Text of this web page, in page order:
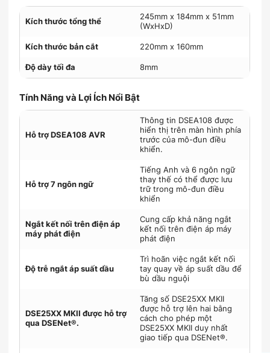
Kích thước tổng thể
245mm x 184mm x 51mm
(WxHxD)
Kích thước bản cắt 220mm x 160mm
Độ dày tối đa 8mm
Tính Năng và Lợi Ích Nổi Bật
Hỗ trợ DSEA108 AVR
Thông tin DSEA108 được
hiển thị trên màn hình phía
trước của mô-đun điều
khiển.
Hỗ trợ 7 ngôn ngữ
Tiếng Anh và 6 ngôn ngữ
thay thế có thể được lưu
trữ trong mô-đun điều
khiển
Ngắt kết nối trên điện áp
máy phát điện
Cung cấp khả năng ngắt
kết nối trên điện áp máy
phát điện
Độ trễ ngắt áp suất dầu
Trì hoãn việc ngắt kết nối
tay quay về áp suất dầu để
bù dầu nguội
DSE25XX MKII được hỗ trợ
qua DSENet®.
Tăng số DSE25XX MKII
được hỗ trợ lên hai bằng
cách cho phép một
DSE25XX MKII duy nhất
giao tiếp qua DSENet®.